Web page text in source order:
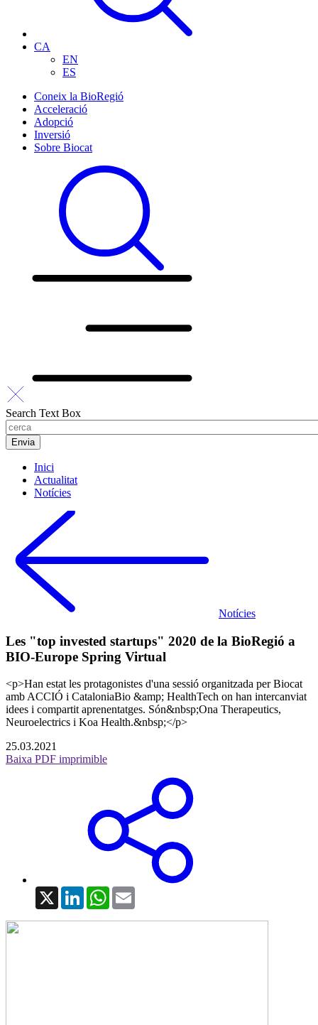
CA
EN
ES
Coneix la BioRegió
Acceleració
Adopció
Inversió
Sobre Biocat
Search Text Box
Inici
Actualitat
Notícies
Notícies
Les "top invested startups" 2020 de la BioRegió a
BIO-Europe Spring Virtual
<p>Han estat les protagonistes d'una sessió organitzada per Biocat
amb ACCIÓ i CataloniaBio &amp; HealthTech on han intercanviat
idees i compartit aprenentatges. Són&nbsp;Ona Therapeutics,
Neuroelectrics i Koa Health.&nbsp;</p>
25.03.2021
Baixa PDF imprimible
X LinkedInWhatsApp